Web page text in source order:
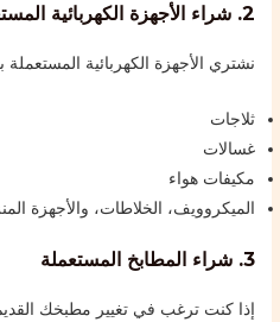
2. شراء الأجهزة الكهربائية المستعملة
نشتري الأجهزة الكهربائية المستعملة
ثلاجات
غسالات
مكيفات هواء
الميكروويف، الخلاطات، والأجهزة
3. شراء المطابخ المستعملة
إذا كنت ترغب في تغيير مطبخك